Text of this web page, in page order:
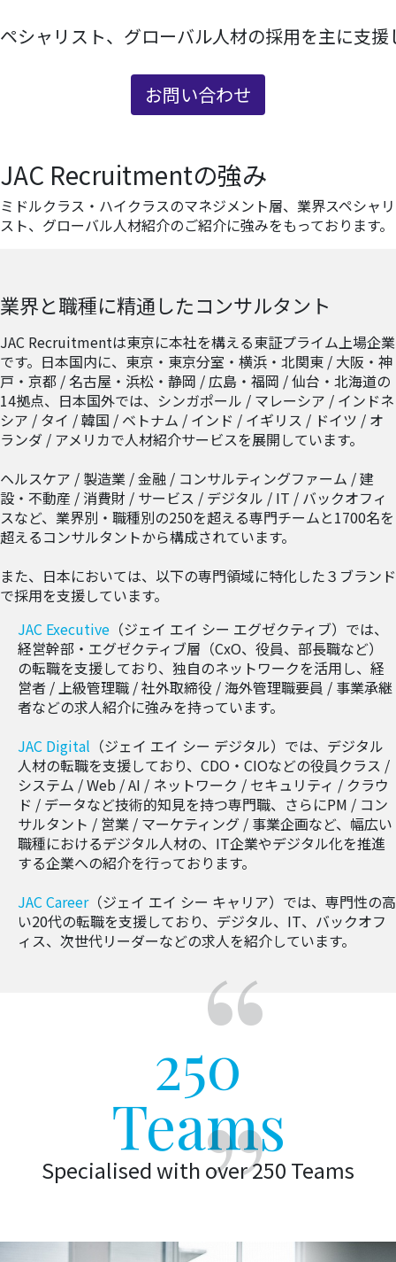
リスト、グローバル人材の採用を主に
お問い合わせ
JAC Recruitmentの強み
ミドルクラス・ハイクラスのマネジメント層、業界スペシャリ
スト、グローバル人材紹介のご紹介に強みをもっております。
業界と職種に精通したコンサルタント
JAC Recruitmentは東京に本社を構える東証プライム上場企業
です。日本国内に、東京・東京分室・横浜・北関東 / 大阪・神
戸・京都 / 名古屋・浜松・静岡 / 広島・福岡 / 仙台・北海道の
14拠点、日本国外では、シンガポール / マレーシア / インドネ
シア / タイ / 韓国 / ベトナム / インド / イギリス / ドイツ / オ
ランダ / アメリカで人材紹介サービスを展開しています。
ヘルスケア / 製造業 / 金融 / コンサルティングファーム / 建
設・不動産 / 消費財 / サービス / デジタル / IT / バックオフィ
スなど、業界別・職種別の250を超える専門チームと1700名を
超えるコンサルタントから構成されています。
また、日本においては、以下の専門領域に特化した３ブランド
で採用を支援しています。
JAC Executive （ジェイ エイ シー エグゼクティブ）では、
経営幹部・エグゼクティブ層（CxO、役員、部長職など）
の転職を支援しており、独自のネットワークを活用し、経
営者 / 上級管理職 / 社外取締役 / 海外管理職要員 / 事業承継
者などの求人紹介に強みを持っています。
JAC Digital （ジェイ エイ シー デジタル）では、デジタル
人材の転職を支援しており、CDO・CIOなどの役員クラス /
システム / Web / AI / ネットワーク / セキュリティ / クラウ
ド / データなど技術的知見を持つ専門職、さらにPM / コン
サルタント / 営業 / マーケティング / 事業企画など、幅広い
職種におけるデジタル人材の、IT企業やデジタル化を推進
する企業への紹介を行っております。
JAC Career（ジェイ エイ シー キャリア）では、専門性の高
い20代の転職を支援しており、デジタル、IT、バックオフ
ィス、次世代リーダーなどの求人を紹介しています。
250
Teams
Specialised with over 250 Teams